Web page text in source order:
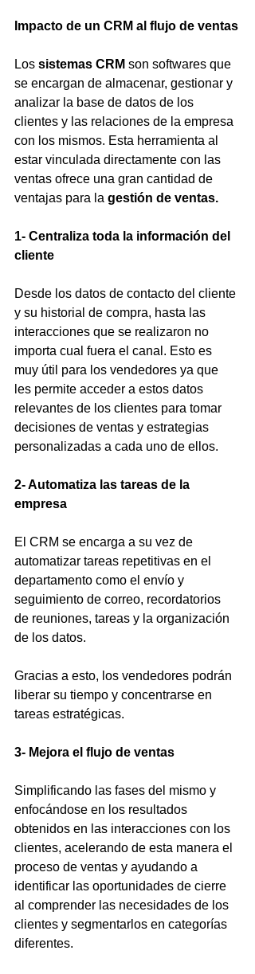
Impacto de un CRM al flujo de ventas
Los sistemas CRM son softwares que
se encargan de almacenar, gestionar y
analizar la base de datos de los
clientes y las relaciones de la empresa
con los mismos. Esta herramienta al
estar vinculada directamente con las
ventas ofrece una gran cantidad de
ventajas para la gestión de ventas.
1- Centraliza toda la información del
cliente
Desde los datos de contacto del cliente
y su historial de compra, hasta las
interacciones que se realizaron no
importa cual fuera el canal. Esto es
muy útil para los vendedores ya que
les permite acceder a estos datos
relevantes de los clientes para tomar
decisiones de ventas y estrategias
personalizadas a cada uno de ellos.
2- Automatiza las tareas de la
empresa
El CRM se encarga a su vez de
automatizar tareas repetitivas en el
departamento como el envío y
seguimiento de correo, recordatorios
de reuniones, tareas y la organización
de los datos.
Gracias a esto, los vendedores podrán
liberar su tiempo y concentrarse en
tareas estratégicas.
3- Mejora el flujo de ventas
Simplificando las fases del mismo y
enfocándose en los resultados
obtenidos en las interacciones con los
clientes, acelerando de esta manera el
proceso de ventas y ayudando a
identificar las oportunidades de cierre
al comprender las necesidades de los
clientes y segmentarlos en categorías
diferentes.